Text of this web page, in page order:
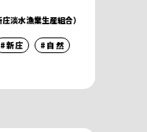
淡水漁業生産組合）
#新庄
#自然